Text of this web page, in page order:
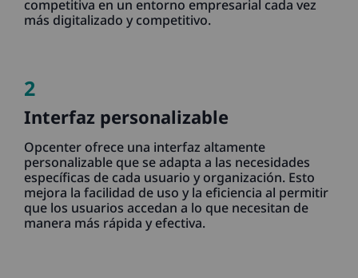
competitiva en un entorno empresarial cada vez
más digitalizado y competitivo.
2
Interfaz personalizable
Opcenter ofrece una interfaz altamente
personalizable que se adapta a las necesidades
específicas de cada usuario y organización. Esto
mejora la facilidad de uso y la eficiencia al permitir
que los usuarios accedan a lo que necesitan de
manera más rápida y efectiva.